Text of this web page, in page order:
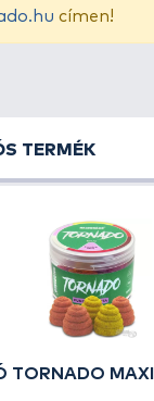
címen!
TERMÉK
TORNADO